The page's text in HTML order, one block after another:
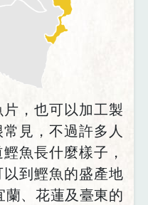
，也可以加工製
見，不過許多人
魚長什麼樣子，
到鰹魚的盛產地
、花蓮及臺東的